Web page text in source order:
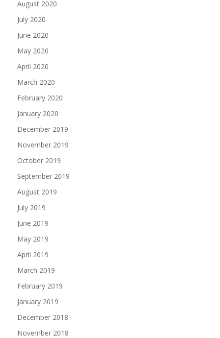
August 2020
July 2020
June 2020
May 2020
April 2020
March 2020
February 2020
January 2020
December 2019
November 2019
October 2019
September 2019
August 2019
July 2019
June 2019
May 2019
April 2019
March 2019
February 2019
January 2019
December 2018
November 2018